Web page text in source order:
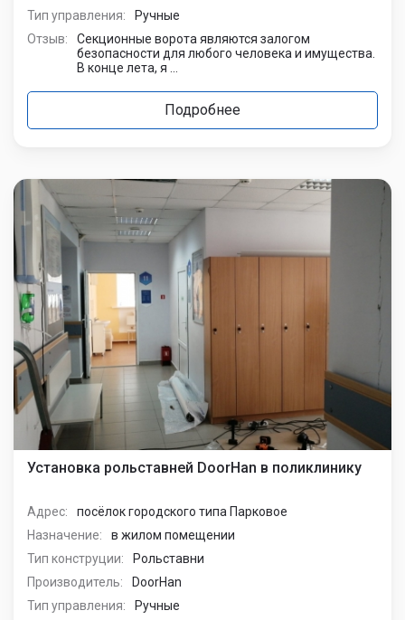
Тип управления:
Ручные
Отзыв:
Секционные ворота являются залогом
безопасности для любого человека и имущества.
В конце лета, я ...
Подробнее
Установка рольставней DoorHan в поликлинику
Адрес:
посёлок городского типа Парковое
Назначение:
в жилом помещении
Тип конструции:
Рольставни
Производитель:
DoorHan
Тип управления:
Ручные